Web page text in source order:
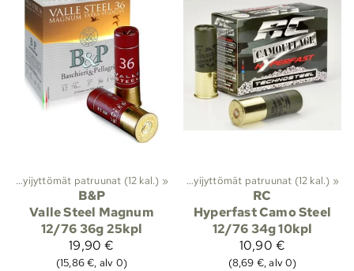
Lyijyttömät patruunat (12 kal.) ‪»
B&P
Valle Steel Magnum
12/76 36g 25kpl
19,90 €
(15,86 €, alv 0)
‪»Haulikon patruunat‪» Kaliiperi 12 Lyijyttömät patruunat (12 kal.) ‪»
RC
Hyperfast Camo Steel
12/76 34g 10kpl
10,90 €
(8,69 €, alv 0)